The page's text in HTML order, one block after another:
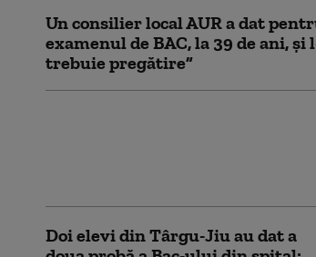
Un consilier local AUR a dat
examenul de BAC, la 39 de ani, și
trebuie pregătire”
Doi elevi din Târgu-Jiu au dat a